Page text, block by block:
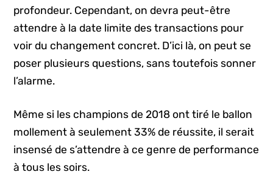
profondeur. Cependant, on devra peut-être
attendre à la date limite des transactions pour
voir du changement concret. D’ici là, on peut se
poser plusieurs questions, sans toutefois sonner
l’alarme.
Même si les champions de 2018 ont tiré le ballon
mollement à seulement 33% de réussite, il serait
insensé de s’attendre à ce genre de performance
à tous les soirs.